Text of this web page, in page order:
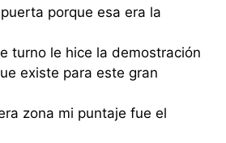
porque esa era la
turno le hice la demostración
existe para este gran
zona mi puntaje fue el